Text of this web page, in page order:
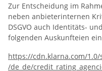
Zur Entscheidung im
neben anbieterinternen
DSGVO auch Identitäts-
folgenden Auskunfteien
https://cdn.klarna.com/1.0/
/de_de/